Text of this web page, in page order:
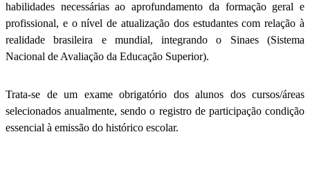
habilidades necessárias ao aprofundamento da formação geral e
profissional, e o nível de atualização dos estudantes com relação à
realidade brasileira e mundial, integrando o Sinaes (Sistema
Nacional de Avaliação da Educação Superior).
Trata-se de um exame obrigatório dos alunos dos cursos/áreas
selecionados anualmente, sendo o registro de participação condição
essencial à emissão do histórico escolar.